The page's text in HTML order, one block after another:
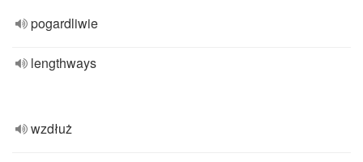
pogardliwie
lengthways
wzdłuż